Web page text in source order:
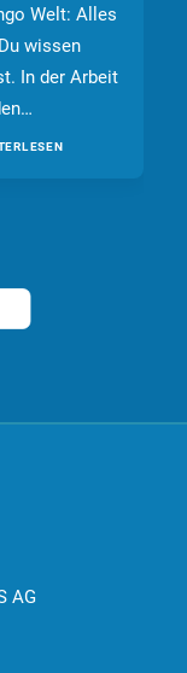
Welt: Alles
wissen
In der Arbeit
AG